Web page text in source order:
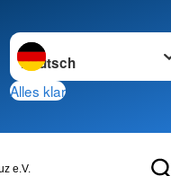
Sprache wechseln zu
Alles klar
e.V.